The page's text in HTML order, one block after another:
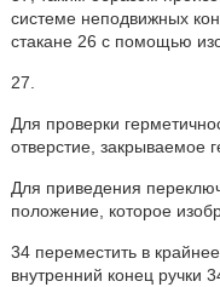
системе неподвижных
стакане 26 с помощью
27.
Для проверки
отверстие, закрываемое
Для приведения
положение, которое
34 переместить в
внутренний конец ручки